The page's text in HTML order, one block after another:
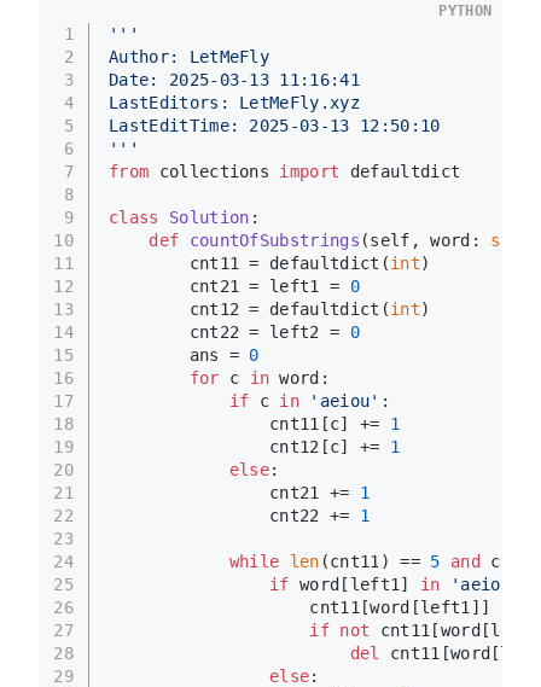
1
2
3
4
5
6
7
8
9
10
11
12
13
14
15
16
17
18
19
20
21
22
23
24
25
26
27
28
29
'''
Author: LetMeFly
Date: 2025-03-13 11:16:41
LastEditors: LetMeFly.xyz
LastEditTime: 2025-03-13 12:50:10
'''
from collections import defaultdict
class Solution :
def
countOfSubstrings (self, word: str
        cnt11 = defaultdict(
int)
        cnt21 = left1 =
0
        cnt12 = defaultdict(
int)
        cnt22 = left2 =
0
        ans =
0
for c in word:
if c in 'aeiou' :
                cnt11[c] +=
1
                cnt12[c] +=
1
else:
                cnt21 +=
1
                cnt22 +=
1
while len (cnt11) == 5 and
if word[left1] in 'aeiou'
                    cnt11[word[left1]] -=
if not
del
else:
PYTHON